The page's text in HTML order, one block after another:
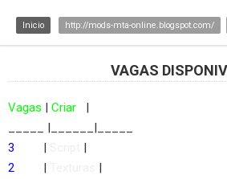
Inicio http://mods-mta-online.blogspot.com/
VAGAS
Vagas | Criar
|
_____ |______|_____
3 |
|
2 |
|